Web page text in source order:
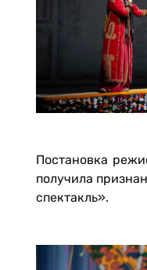
Постановка
получила
спектакль».